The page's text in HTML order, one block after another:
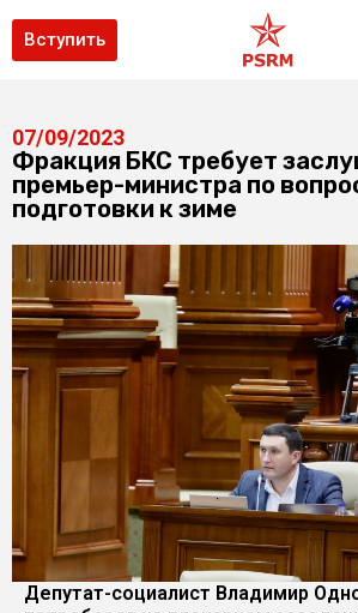
Вступить
07/09/2023
Фракция БКС требует
премьер-министра по
подготовки к зиме
Депутат-социалист Владимир